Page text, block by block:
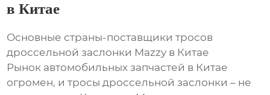
в Китае
Основные страны-поставщики тросов
дроссельной заслонки Mazzy в Китае
Рынок автомобильных запчастей в Китае
огромен, и тросы дроссельной заслонки – не